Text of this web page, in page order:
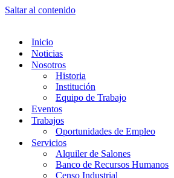
Saltar al contenido
Inicio
Noticias
Nosotros
Historia
Institución
Equipo de Trabajo
Eventos
Trabajos
Oportunidades de Empleo
Servicios
Alquiler de Salones
Banco de Recursos Humanos
Censo Industrial